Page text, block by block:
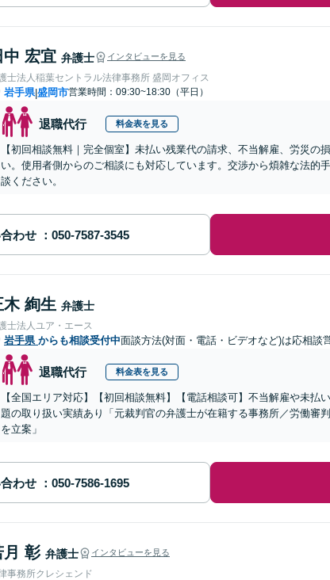
中 宏宜 弁護士 インタビューを見る
士法人稲葉セントラル法律事務所 盛岡オフィス
岩手県|盛岡市営業時間：09:30~18:30（平日）
退職代行 料金表を見る
【初回相談無料｜完全個室】未払い残業代の請求、不当解雇、労災の
い。使用者側からのご相談にも対応しています。交渉から煩雑な法的
談ください。
わせ
木 絢生 弁護士
士法人ユア・エース
岩手県 からも相談受付中面談方法(対面・電話・ビデオなど)は応相談
退職代行 料金表を見る
【全国エリア対応】【初回相談無料】【電話相談可】不当解雇や未
題の取り扱い実績あり「元裁判官の弁護士が在籍する事務所／労働審
を立案」
わせ
月 彰 弁護士 インタビューを見る
事務所クレシェンド